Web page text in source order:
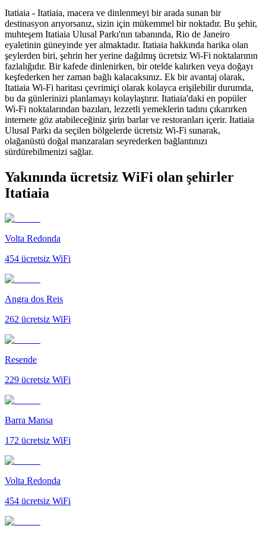
Itatiaia - Itatiaia, macera ve dinlenmeyi bir arada sunan bir
destinasyon arıyorsanız, sizin için mükemmel bir noktadır. Bu şehir,
muhteşem Itatiaia Ulusal Parkı'nın tabanında, Rio de Janeiro
eyaletinin güneyinde yer almaktadır. Itatiaia hakkında harika olan
şeylerden biri, şehrin her yerine dağılmış ücretsiz Wi-Fi noktalarının
fazlalığıdır. Bir kafede dinlenirken, bir otelde kalırken veya doğayı
keşfederken her zaman bağlı kalacaksınız. Ek bir avantaj olarak,
Itatiaia Wi-Fi haritası çevrimiçi olarak kolayca erişilebilir durumda,
bu da günlerinizi planlamayı kolaylaştırır. Itatiaia'daki en popüler
Wi-Fi noktalarından bazıları, lezzetli yemeklerin tadını çıkarırken
internete göz atabileceğiniz şirin barlar ve restoranları içerir. Itatiaia
Ulusal Parkı da seçilen bölgelerde ücretsiz Wi-Fi sunarak,
olağanüstü doğal manzaraları seyrederken bağlantınızı
sürdürebilmenizi sağlar.
Yakınında ücretsiz WiFi olan şehirler
Itatiaia
Volta Redonda
454 ücretsiz WiFi
Angra dos Reis
262 ücretsiz WiFi
Resende
229 ücretsiz WiFi
Barra Mansa
172 ücretsiz WiFi
Volta Redonda
454 ücretsiz WiFi